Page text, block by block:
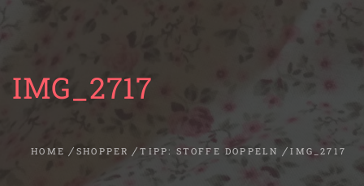
IMG_2717
HOME SHOPPER TIPP: STOFFE DOPPELN IMG_2717